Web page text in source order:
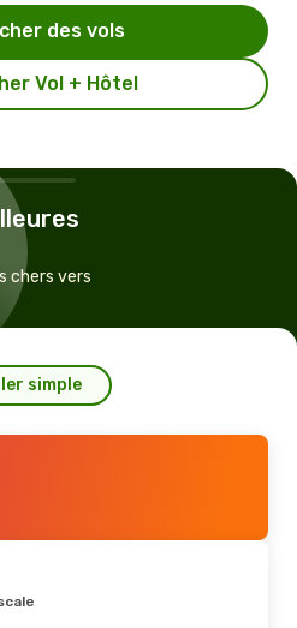
Vol + Hôtel
des vols
chers vers
simple